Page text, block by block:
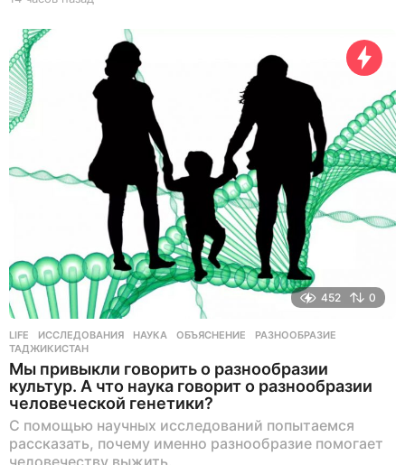
о
в
н
з
д
452 0
LIFE ИССЛЕДОВАНИЯ ,НАУКА ,ОБЪЯСНЕНИЕ ,РАЗНООБРАЗИЕ
ТАДЖИКИСТАН
Мы привыкли говорить о разнообразии
культур. А что наука говорит о разнообразии
человеческой генетики?
С помощью научных исследований попытаемся
рассказать, почему именно разнообразие помогает